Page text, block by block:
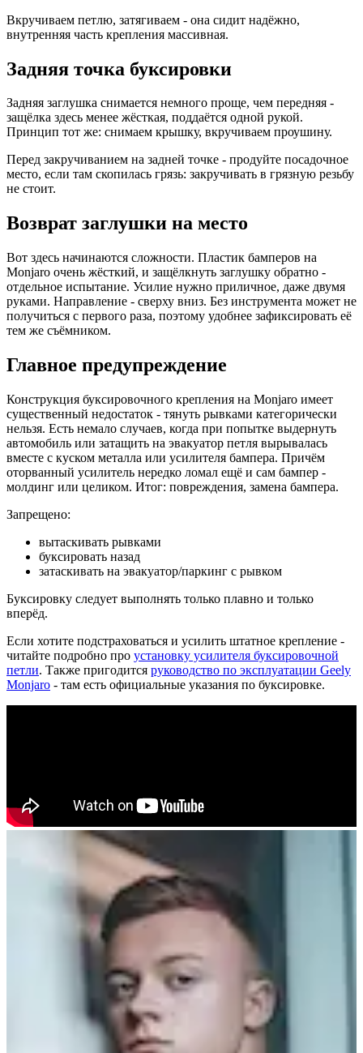
Вкручиваем петлю, затягиваем - она сидит надёжно,
внутренняя часть крепления массивная.
Задняя точка буксировки
Задняя заглушка снимается немного проще, чем передняя -
защёлка здесь менее жёсткая, поддаётся одной рукой.
Принцип тот же: снимаем крышку, вкручиваем проушину.
Перед закручиванием на задней точке - продуйте посадочное
место, если там скопилась грязь: закручивать в грязную резьбу
не стоит.
Возврат заглушки на место
Вот здесь начинаются сложности. Пластик бамперов на
Monjaro очень жёсткий, и защёлкнуть заглушку обратно -
отдельное испытание. Усилие нужно приличное, даже двумя
руками. Направление - сверху вниз. Без инструмента может не
получиться с первого раза, поэтому удобнее зафиксировать её
тем же съёмником.
Главное предупреждение
Конструкция буксировочного крепления на Monjaro имеет
существенный недостаток - тянуть рывками категорически
нельзя. Есть немало случаев, когда при попытке выдернуть
автомобиль или затащить на эвакуатор петля вырывалась
вместе с куском металла или усилителя бампера. Причём
оторванный усилитель нередко ломал ещё и сам бампер -
молдинг или целиком. Итог: повреждения, замена бампера.
Запрещено:
вытаскивать рывками
буксировать назад
затаскивать на эвакуатор/паркинг с рывком
Буксировку следует выполнять только плавно и только
вперёд.
Если хотите подстраховаться и усилить штатное крепление -
читайте подробно про установку усилителя буксировочной
петли. Также пригодится руководство по эксплуатации Geely
Monjaro - там есть официальные указания по буксировке.